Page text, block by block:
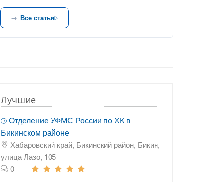
Все статьи
Лучшие
Отделение УФМС России по ХК в
Бикинском районе
Хабаровский край, Бикинский район, Бикин,
улица Лазо, 105
0